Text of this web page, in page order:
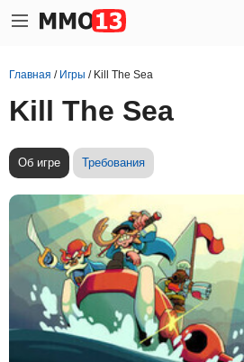
Главная / Игры / Kill The Sea
Kill The Sea
Об игре Требования